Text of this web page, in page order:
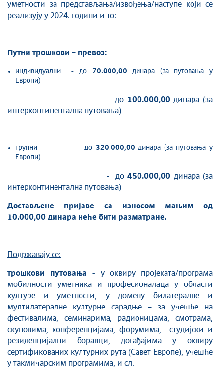
уметности за представљања/извођења/наступе који се
реализују у 2024. години и то:
Путни трошкови – превоз:
индивидуални - до 70.000,00 динара (за путовања у
Европи)
- до 100.000,00динара (за
интерконтинентална путовања)
групни - до 320.000,00 динара (за путовања у
Европи)
- до 450.000,00 динара (за
интерконтинентална путовања)
Достављене пријаве са износом мањим од
10.000,00 динара неће бити разматране.
Подржавају се:
трошкови путовања - у оквиру пројеката/програма
мобилности уметника и професионалаца у области
културе и уметности, у домену билатералне и
мултилатералне културне сарадње – за учешће на
фестивалима, семинарима, радионицама, смотрама,
скуповима, конференцијама, форумима, студијски и
резиденцијални боравци, догађајима у оквиру
сертификованих културних рута (Савет Европе), учешће
у такмичарским програмима, и сл.